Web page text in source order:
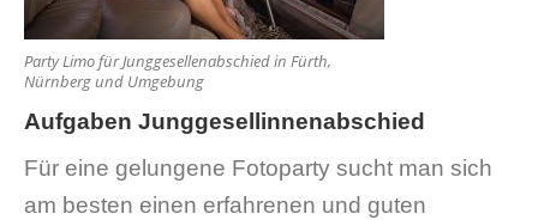
Party Limo für Junggesellenabschied in Fürth,
Nürnberg und Umgebung
Aufgaben Junggesellinnenabschied
Für eine gelungene Fotoparty sucht man sich
am besten einen erfahrenen und guten